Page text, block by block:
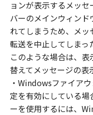
ブル、その他リバ
ことはできませ
為をさせてはなり
３．著作権表示
お客様は、「本ソ
ノンまたはキヤノ
示を変更し、除去
せん。
ョンが表示するメッ
バーのメインウィン
れてしまうため、メ
転送を中止してしまっ
このような場合は、
替えてメッセージの表
・Windowsファイア
定を有効にしている
ーを使用するには、